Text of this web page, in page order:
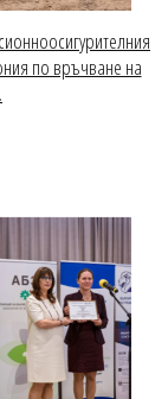
по връчване на